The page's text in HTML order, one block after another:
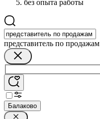
без опыта работы
представитель по продажам
Балаково